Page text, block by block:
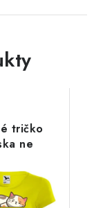
tričko
ne